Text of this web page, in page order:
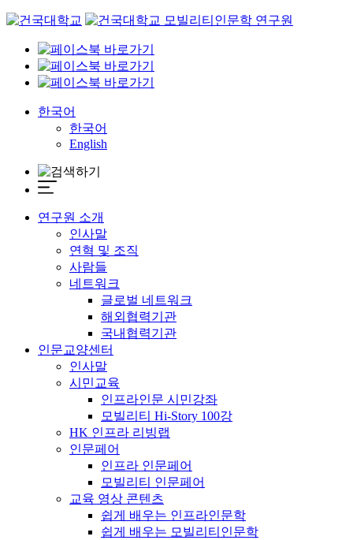
Skip
content
한국어
한국어
English
연구원 소개
인사말
연혁 및 조직
사람들
네트워크
글로벌 네트워크
해외협력기관
국내협력기관
인문교양센터
인사말
시민교육
인프라인문 시민강좌
모빌리티 Hi-Story 100강
HK 인프라 리빙랩
인문페어
인프라 인문페어
모빌리티 인문페어
교육 영상 콘텐츠
쉽게 배우는 인프라인문학
쉽게 배우는 모빌리티인문학